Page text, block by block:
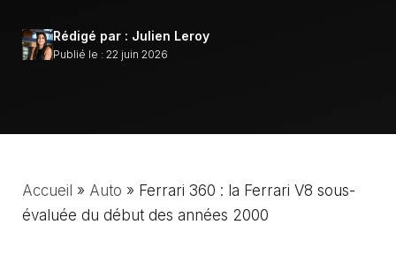
Rédigé par : Julien Leroy
Publié le : 22 juin 2026
Accueil » Auto » Ferrari 360 : la Ferrari V8 sous-
évaluée du début des années 2000